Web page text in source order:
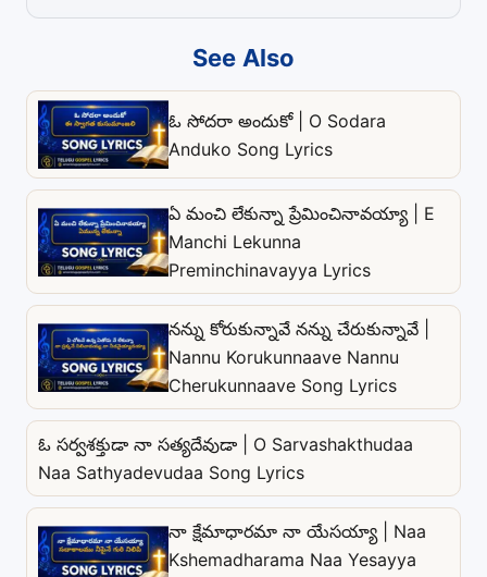
See Also
ఓ సోదరా అందుకో | O Sodara
Anduko Song Lyrics
ఏ మంచి లేకున్నా ప్రేమించినావయ్యా | E
Manchi Lekunna
Preminchinavayya Lyrics
నన్ను కోరుకున్నావే నన్ను చేరుకున్నావే |
Nannu Korukunnaave Nannu
Cherukunnaave Song Lyrics
ఓ సర్వశక్తుడా నా సత్యదేవుడా | O Sarvashakthudaa
Naa Sathyadevudaa Song Lyrics
నా క్షేమాధారమా నా యేసయ్యా | Naa
Kshemadharama Naa Yesayya